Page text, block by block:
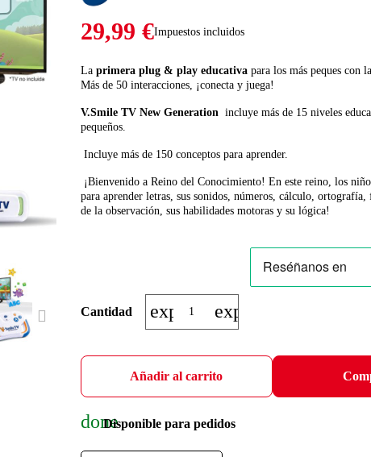
29,99 €Impuestos incluidos
La primera plug & play educativapara los más peques con
Más de 50 interacciones, ¡conecta y juega!
V.Smile TV New Generationincluye más de 15 niveles
pequeños.
Incluye más de 150 conceptos para aprender.
¡Bienvenido a Reino del Conocimiento! En este reino, los
para aprender letras, sus sonidos, números, cálculo,
de la observación, sus habilidades motoras y su lógica!
Cantidad expand_moreexpand_less
Añadir al carrito
doneDisponible para pedidos